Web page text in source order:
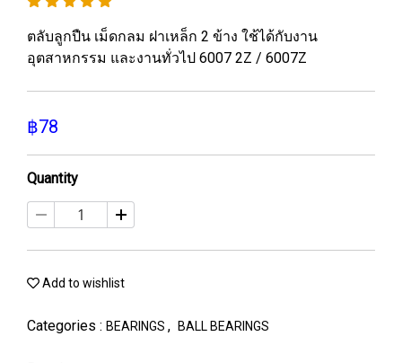
ตลับลูกปืน เม็ดกลม ฝาเหล็ก 2 ข้าง ใช้ได้กับงาน
อุตสาหกรรม และงานทั่วไป 6007 2Z / 6007Z
฿78
Quantity
Add to wishlist
Categories : BEARINGS , BALL BEARINGS